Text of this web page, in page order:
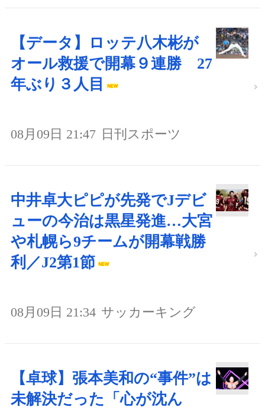
【データ】ロッテ八木彬が
オール救援で開幕９連勝 27
年ぶり３人目
08月09日 21:47 日刊スポーツ
中井卓大ピピが先発でJデビ
ューの今治は黒星発進…大宮
や札幌ら9チームが開幕戦勝
利／J2第1節
08月09日 21:34 サッカーキング
【卓球】張本美和の“事件”は
未解決だった「心が沈ん